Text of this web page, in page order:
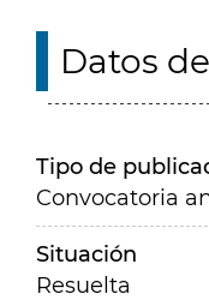
Datos
Tipo de
Convocatoria
Situación
Resuelta